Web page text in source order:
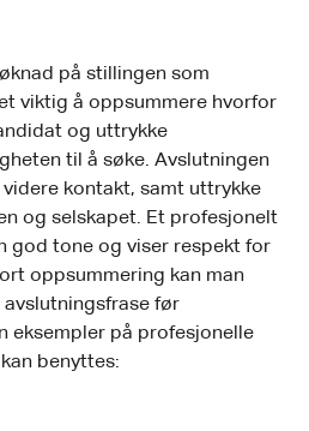
på stillingen som
viktig å oppsummere hvorfor
og uttrykke
til å søke. Avslutningen
kontakt, samt uttrykke
og selskapet. Et profesjonelt
god tone og viser respekt for
oppsummering kan man
avslutningsfrase før
eksempler på profesjonelle
benyttes: